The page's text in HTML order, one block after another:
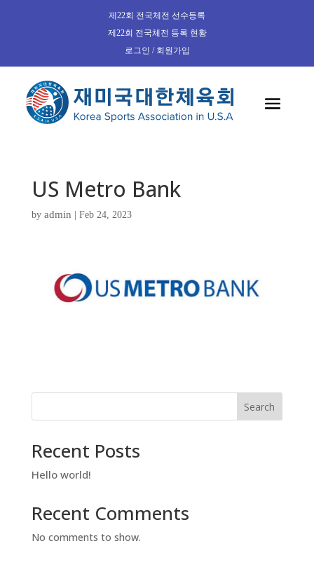
제22회 전국체전 선수등록
제22회 전국체전 등록 현황
로그인 / 회원가입
US Metro Bank
by admin Feb 24, 2023
Search
Recent Posts
Hello world!
Recent Comments
No comments to show.